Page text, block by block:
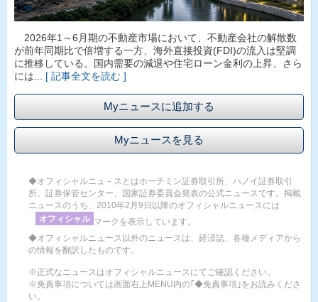
2026年1～6月期の不動産市場において、不動産会社の解散数
が前年同期比で倍増する一方、海外直接投資(FDI)の流入は堅調
に推移している。国内需要の減退や住宅ローン金利の上昇、さら
には... [ 記事全文を読む ]
Myニュースに追加する
Myニュースを見る
◆オフィシャルニュ－スとはホーチミン証券取引所、ハノイ証券取引
所、証券保管センター、国家証券委員会発表の公式ニュースです。掲載
ニュースのうち、2010年2月9日以降のオフィシャルニュースには
オフィシャル マークを表示しています。
◆オフィシャルニュース以外のニュースは、経済誌、各種メディアから
の情報を翻訳したものです。
※正式なニュースはオフィシャルニュースにてご確認ください。
※免責事項については画面右上MENU内の｢◆免責事項｣をお読みくださ
い。